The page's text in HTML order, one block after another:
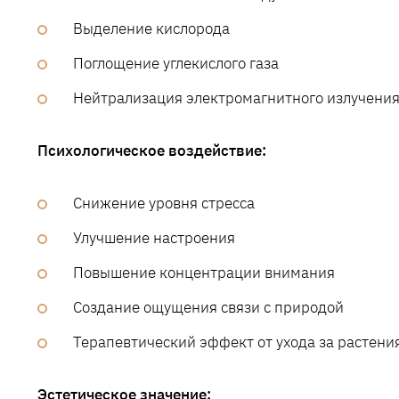
Выделение кислорода
Поглощение углекислого газа
Нейтрализация электромагнитного излучения
Психологическое воздействие:
Снижение уровня стресса
Улучшение настроения
Повышение концентрации внимания
Создание ощущения связи с природой
Терапевтический эффект от ухода за
Эстетическое значение: